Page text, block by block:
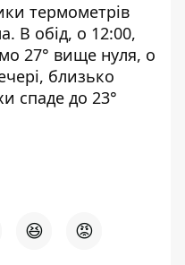
термометрів
В обід, о 12:00,
27° вище нуля, о
близько
спаде до 23°
😆 😡